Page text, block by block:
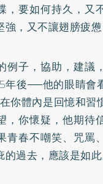
，要如何持久，又
，又不讓翅膀疲憊
例子，協助，建議
年後──他的眼睛會
你體內是回憶和習
，你懷疑，他期待
青春不嘲笑、咒罵
過去，應該是如此